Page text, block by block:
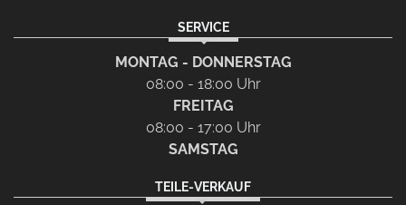
SERVICE
MONTAG - DONNERSTAG
08:00 - 18:00 Uhr
FREITAG
08:00 - 17:00 Uhr
SAMSTAG
TEILE-VERKAUF